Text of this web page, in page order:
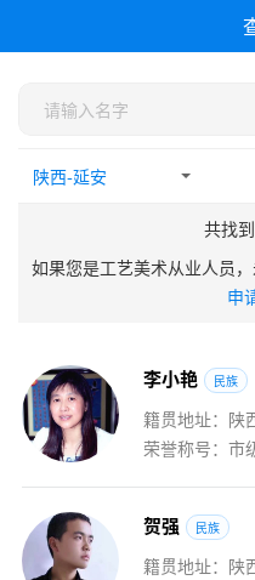
共找到
如果您是工艺美术从业人员
申
李小艳 民族
籍贯地址：陕
荣誉称号：市
贺强 民族
籍贯地址：陕